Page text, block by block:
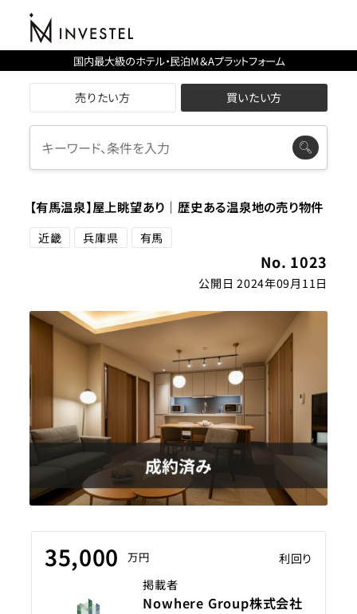
国内最大級のホテル・民泊M＆Aプラットフォーム
売りたい方 買いたい方
【有馬温泉】屋上眺望あり｜歴史ある温泉地の売り物件
近畿 兵庫県 有馬
No. 1023
公開日 2024年09月11日
35,000 万円
利回り
掲載者
Nowhere Group株式会社